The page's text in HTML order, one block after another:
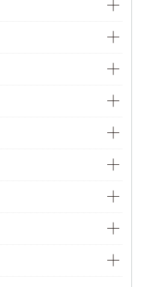
ンサ
クランプセンサ
ランプセンサ